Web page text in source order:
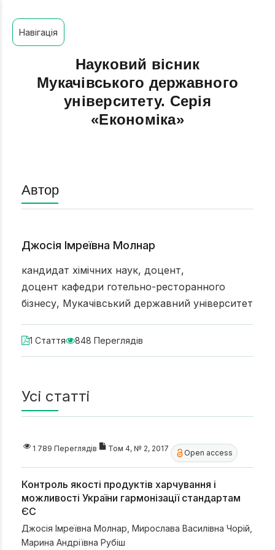
Навігація
Науковий вісник
Мукачівського державного
університету. Серія
«Економіка»
Автор
Джосія Імреївна Молнар
кандидат хімічних наук, доцент,
доцент кафедри готельно-ресторанного
бізнесу, Мукачівський державний університет
1 Стаття 848 Переглядів
Усі статті
1 789 Переглядів Том 4, № 2, 2017 Open access
Контроль якості продуктів харчування і
можливості України гармонізації стандартам
ЄС
Джосія Імреївна Молнар Мирослава Василівна Чорій
Марина Андріївна Рубіш